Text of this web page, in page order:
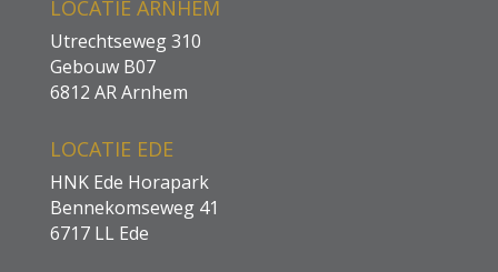
LOCATIE ARNHEM
Utrechtseweg 310
Gebouw B07
6812 AR Arnhem
LOCATIE EDE
HNK Ede Horapark
Bennekomseweg 41
6717 LL Ede